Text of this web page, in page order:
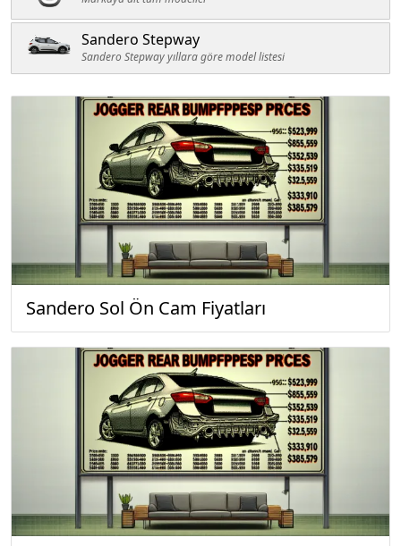
Sandero Stepway
Sandero Stepway yıllara göre model listesi
Sandero Sol Ön Cam Fiyatları